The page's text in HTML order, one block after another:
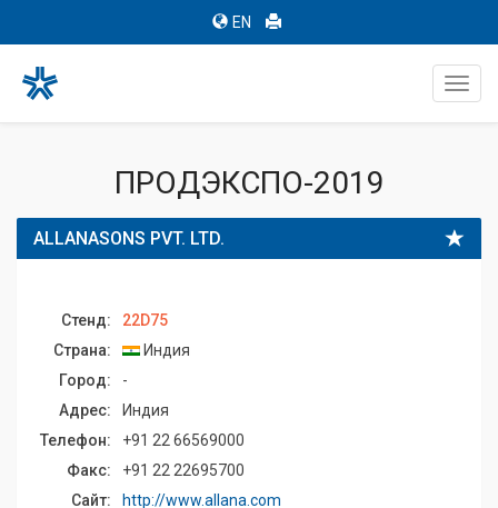
EN
ПРОДЭКСПО-2019
ALLANASONS PVT. LTD.
Стенд:
22D75
Страна:
Индия
Город:
-
Адрес:
Индия
Телефон:
+91 22 66569000
Факс:
+91 22 22695700
Сайт:
http://www.allana.com